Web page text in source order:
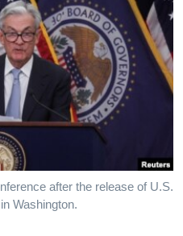
after the release of U.S.
Washington.